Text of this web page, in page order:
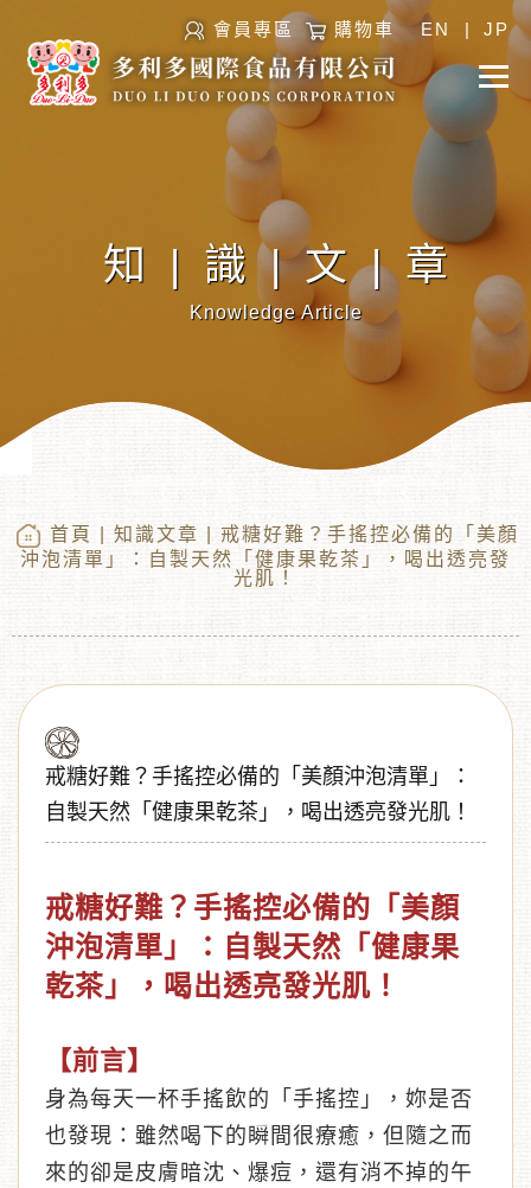
會員專區 購物車 EN JP
知|識|文|章
Knowledge Article
首頁 知識文章 | 戒糖好難？手搖控必備的「美顏
沖泡清單」：自製天然「健康果乾茶」，喝出透亮發
光肌！
戒糖好難？手搖控必備的「美顏沖泡清單」：
自製天然「健康果乾茶」，喝出透亮發光肌！
戒糖好難？手搖控必備的「美顏
沖泡清單」：自製天然「健康果
乾茶」，喝出透亮發光肌！
【前言】
身為每天一杯手搖飲的「手搖控」，妳是否
也發現：雖然喝下的瞬間很療癒，但隨之而
來的卻是皮膚暗沈、爆痘，還有消不掉的午